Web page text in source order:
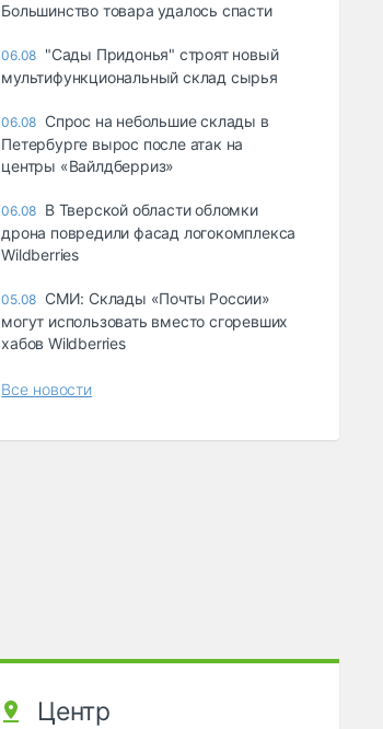
Большинство товара удалось спасти
06.08 "Сады Придонья" строят новый
мультифункциональный склад сырья
06.08 Спрос на небольшие склады в
Петербурге вырос после атак на
центры «Вайлдберриз»
06.08 В Тверской области обломки
дрона повредили фасад логокомплекса
Wildberries
05.08 СМИ: Склады «Почты России»
могут использовать вместо сгоревших
хабов Wildberries
Все новости
Центр